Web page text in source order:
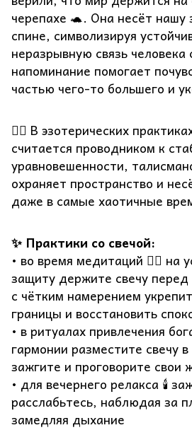
черепахе 🐢. Она несёт
спине, символизируя
неразрывную связь
напоминание помогает
частью чего-то большего и
🧘‍♀️ В эзотерических
считается проводником к
уравновешенности,
охраняет пространство и
даже в самые хаотичные
✨ Практики со свечой:
• во время медитаций 🧘‍♂️ на
защиту держите свечу
с чётким намерением
границы и восстановить
• в ритуалах привлечения
гармонии разместите свечу
зажгите и проговорите свои
• для вечернего релакса 🕯️
расслабьтесь, наблюдая за
замедляя дыхание